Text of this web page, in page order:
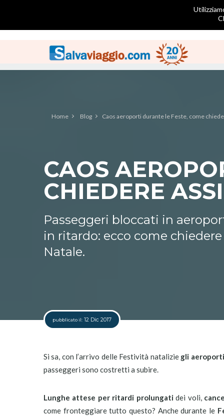
Home Blog Caos aeroporti durante le Feste, come
CAOS
CHIEDERE
Passeggeri bloccati in
in ritardo: ecco come
Natale.
pubblicato il: 12 Dic 2017
Si sa, con l’arrivo delle Festività natalizie gli
passeggeri sono costretti a subire.
Lunghe attese per ritardi prolungati dei voli,
come fronteggiare tutto questo? Anche durante le